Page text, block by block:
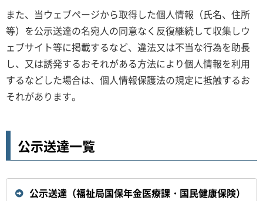
また、当ウェブページから取得した個人情報（氏名、住所
等）を公示送達の名宛人の同意なく反復継続して収集しウ
ェブサイト等に掲載するなど、違法又は不当な行為を助長
し、又は誘発するおそれがある方法により個人情報を利用
するなどした場合は、個人情報保護法の規定に抵触するお
それがあります。
公示送達一覧
公示送達（福祉局国保年金医療課・国民健康保険）